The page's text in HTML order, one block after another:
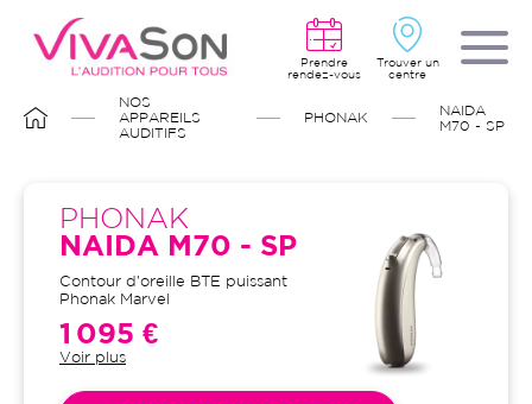
contenu
principal
Prendre
rendez-vous
Trouver un
centre
D'ARIANE
NOS
APPAREILS
AUDITIFS
PHONAK
NAIDA
M70 - SP
PHONAK
NAIDA M70 - SP
Contour d'oreille BTE puissant
Phonak Marvel
1 095 €
Voir plus
inclus : bilans auditifs, adaptation